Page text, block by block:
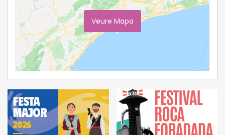
Veure Mapa